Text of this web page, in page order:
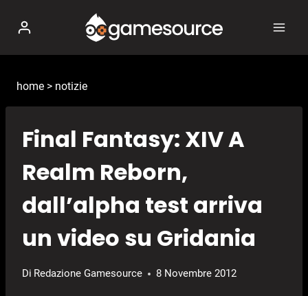
contenuto
home > notizie
Final Fantasy: XIV A
Realm Reborn,
dall’alpha test arriva
un video su Gridania
Di Redazione Gamesource 8 Novembre 2012